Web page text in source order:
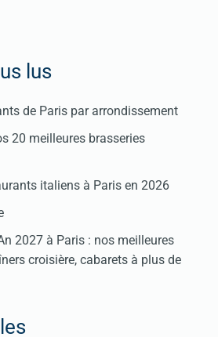
lus
de Paris par arrondissement
20 meilleures brasseries
italiens à Paris en 2026
2027 à Paris : nos meilleures
croisière, cabarets à plus de